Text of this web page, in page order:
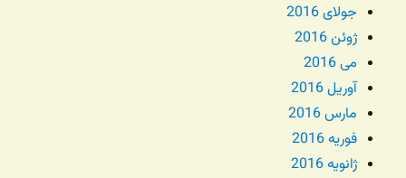
جولای 2016
ژوئن 2016
می 2016
آوریل 2016
مارس 2016
فوریه 2016
ژانویه 2016